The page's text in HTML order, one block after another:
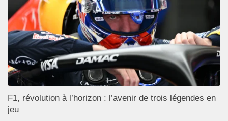
F1, révolution à l’horizon : l’avenir de trois légendes en
jeu